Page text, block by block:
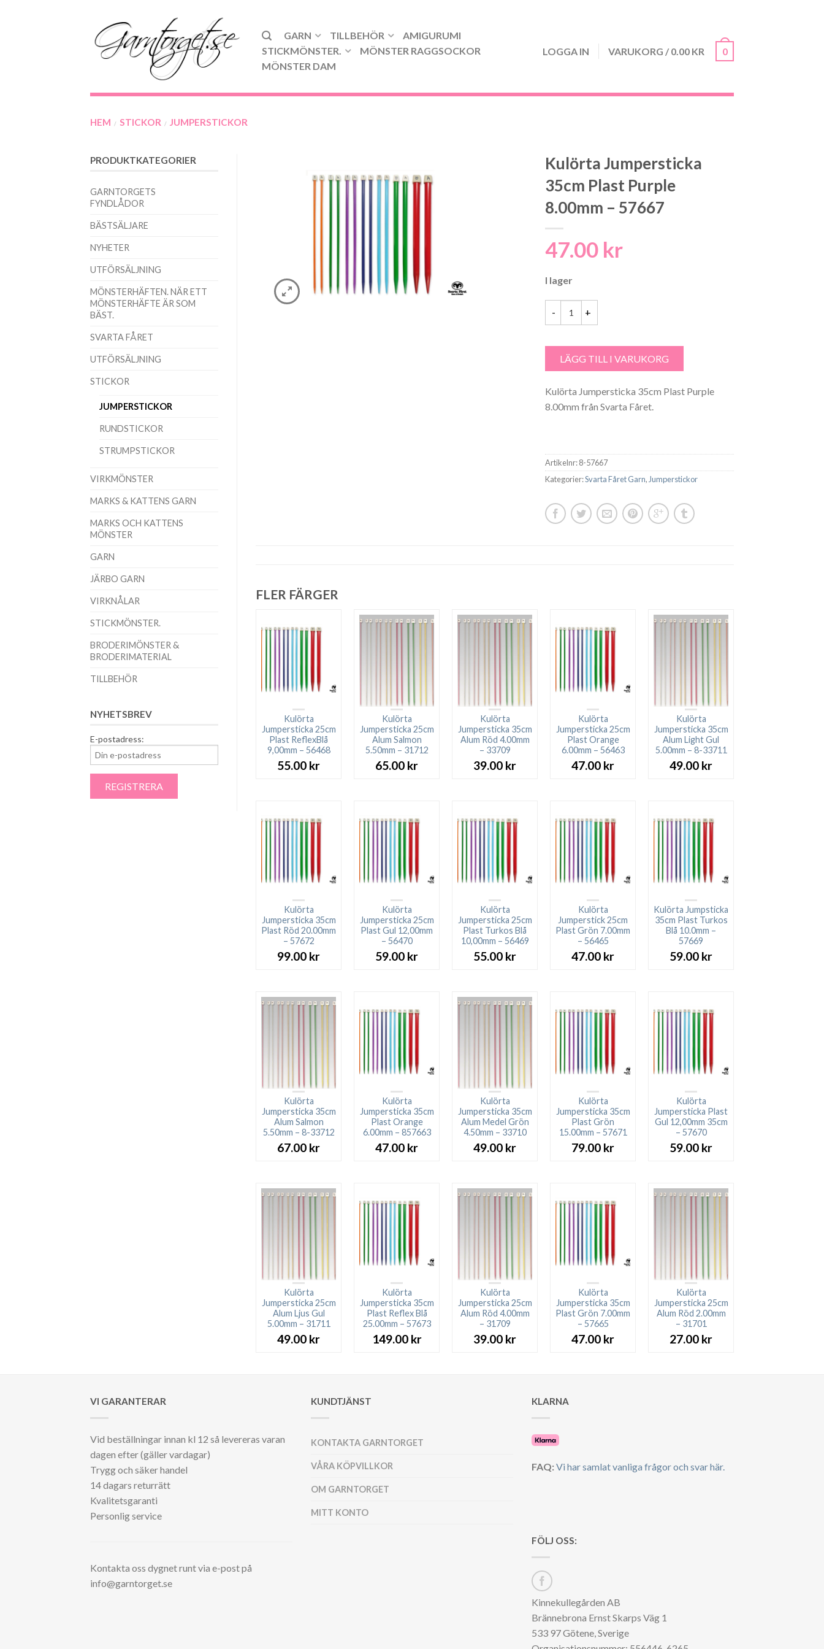
GARN TILLBEHÖR
AMIGURUMI
STICKMÖNSTER.
MÖNSTER RAGGSOCKOR
MÖNSTER DAM
LOGGA IN VARUKORG / 0.00 KR 0
HEM / STICKOR / JUMPERSTICKOR
PRODUKTKATEGORIER
GARNTORGETS
FYNDLÅDOR
BÄSTSÄLJARE
NYHETER
UTFÖRSÄLJNING
MÖNSTERHÄFTEN. NÄR ETT
MÖNSTERHÄFTE ÄR SOM
BÄST.
SVARTA FÅRET
UTFÖRSÄLJNING
STICKOR
JUMPERSTICKOR
RUNDSTICKOR
STRUMPSTICKOR
VIRKMÖNSTER
MARKS & KATTENS GARN
MARKS OCH KATTENS
MÖNSTER
GARN
JÄRBO GARN
VIRKNÅLAR
STICKMÖNSTER.
BRODERIMÖNSTER &
BRODERIMATERIAL
TILLBEHÖR
NYHETSBREV
E-postadress:
Kulörta Jumpersticka
35cm Plast Purple
8.00mm – 57667
47.00 kr
I lager
LÄGG TILL I VARUKORG
Kulörta Jumpersticka 35cm Plast Purple
8.00mm från Svarta Fåret.
Artikelnr:8-57667
Kategorier:Svarta Fåret Garn, Jumperstickor
FLER FÄRGER
Kulörta
Jumpersticka 25cm
Plast ReflexBlå
9,00mm – 56468
55.00 kr
Kulörta
Jumpersticka 25cm
Alum Salmon
5.50mm – 31712
65.00 kr
Kulörta
Jumpersticka 35cm
Alum Röd 4.00mm
– 33709
39.00 kr
Kulörta
Jumpersticka 25cm
Plast Orange
6.00mm – 56463
47.00 kr
Kulörta
Jumpersticka 35cm
Alum Light Gul
5.00mm – 8-33711
49.00 kr
Kulörta
Jumpersticka 35cm
Plast Röd 20.00mm
– 57672
99.00 kr
Kulörta
Jumpersticka 25cm
Plast Gul 12,00mm
– 56470
59.00 kr
Kulörta
Jumpersticka 25cm
Plast Turkos Blå
10,00mm – 56469
55.00 kr
Kulörta
Jumperstick 25cm
Plast Grön 7.00mm
– 56465
47.00 kr
Kulörta Jumpsticka
35cm Plast Turkos
Blå 10.0mm –
57669
59.00 kr
Kulörta
Jumpersticka 35cm
Alum Salmon
5.50mm – 8-33712
67.00 kr
Kulörta
Jumpersticka 35cm
Plast Orange
6.00mm – 857663
47.00 kr
Kulörta
Jumpersticka 35cm
Alum Medel Grön
4.50mm – 33710
49.00 kr
Kulörta
Jumpersticka 35cm
Plast Grön
15.00mm – 57671
79.00 kr
Kulörta
Jumpersticka Plast
Gul 12,00mm 35cm
– 57670
59.00 kr
Kulörta
Jumpersticka 25cm
Alum Ljus Gul
5.00mm – 31711
49.00 kr
Kulörta
Jumpersticka 35cm
Plast Reflex Blå
25.00mm – 57673
149.00 kr
Kulörta
Jumpersticka 25cm
Alum Röd 4.00mm
– 31709
39.00 kr
Kulörta
Jumpersticka 35cm
Plast Grön 7.00mm
– 57665
47.00 kr
Kulörta
Jumpersticka 25cm
Alum Röd 2.00mm
– 31701
27.00 kr
VI GARANTERAR
Vid beställningar innan kl 12 så levereras varan
dagen efter (gäller vardagar)
Trygg och säker handel
14 dagars returrätt
Kvalitetsgaranti
Personlig service
Kontakta oss dygnet runt via e-post på
info@garntorget.se
KUNDTJÄNST
KONTAKTA GARNTORGET
VÅRA KÖPVILLKOR
OM GARNTORGET
MITT KONTO
KLARNA
FAQ:Vi har samlat vanliga frågor och svar här.
FÖLJ OSS:
Kinnekullegården AB
Brännebrona Ernst Skarps Väg 1
533 97 Götene, Sverige